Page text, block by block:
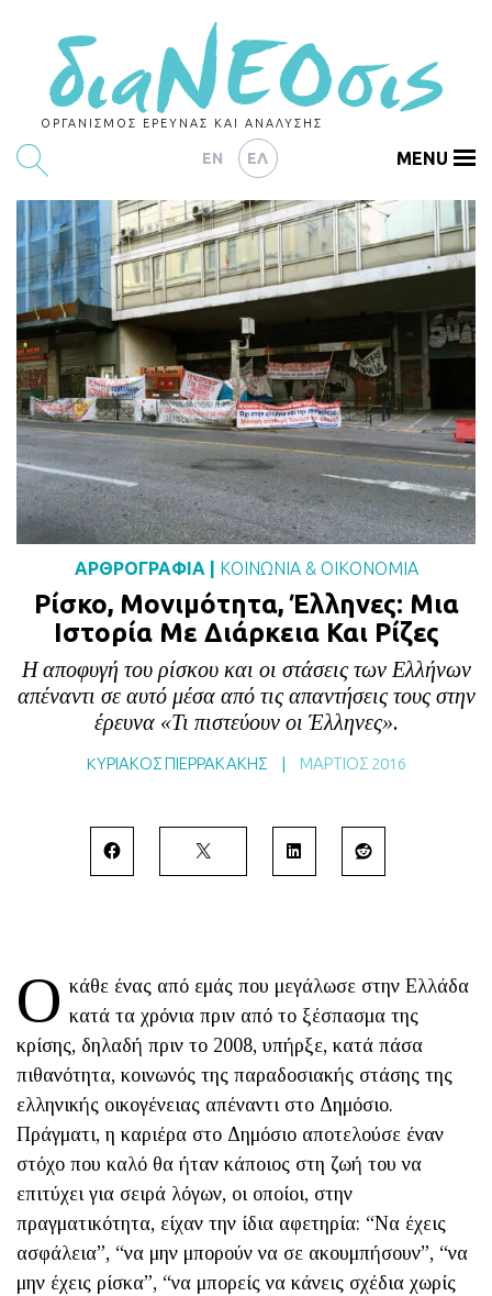
ΟΡΓΑΝΙΣΜΟΣ ΕΡΕΥΝΑΣ ΚΑΙ ΑΝΑΛΥΣΗΣ
EN ΕΛ
ΕΡΕΥΝΕΣ
ΑΡΘΡΟΓΡΑΦΙΑ
ΕΚΔΗΛΩΣΕΙΣ
DATA
ΔΕΙΚΤΕΣ
CHARTS
PODCASTS
BLOG
ΕΠΙΚΟΙΝΩΝΙΑ
ΕΚΔΟΣΕΙΣ
MENU
ΑΡΘΡΟΓΡΑΦΙΑ ΚΟΙΝΩΝΙΑ& ΟΙΚΟΝΟΜΙΑ
Ρίσκο, Μονιμότητα, Έλληνες: Μια
Ιστορία Με Διάρκεια Και Ρίζες
Η αποφυγή του ρίσκου και οι στάσεις των Ελλήνων
απέναντι σε αυτό μέσα από τις απαντήσεις τους στην
έρευνα «Τι πιστεύουν οι Έλληνες».
KΥΡΙΑΚΟΣ ΠΙΕΡΡΑΚΑΚΗΣ | ΜΆΡΤΙΟΣ 2016
Ο κάθε ένας από εμάς που μεγάλωσε στην Ελλάδα
κατά τα χρόνια πριν από το ξέσπασμα της
κρίσης, δηλαδή πριν το 2008, υπήρξε, κατά πάσα
πιθανότητα, κοινωνός της παραδοσιακής στάσης της
ελληνικής οικογένειας απέναντι στο Δημόσιο.
Πράγματι, η καριέρα στο Δημόσιο αποτελούσε έναν
στόχο που καλό θα ήταν κάποιος στη ζωή του να
επιτύχει για σειρά λόγων, οι οποίοι, στην
πραγματικότητα, είχαν την ίδια αφετηρία: “Να έχεις
ασφάλεια”, “να μην μπορούν να σε ακουμπήσουν”, “να
μην έχεις ρίσκα”, “να μπορείς να κάνεις σχέδια χωρίς